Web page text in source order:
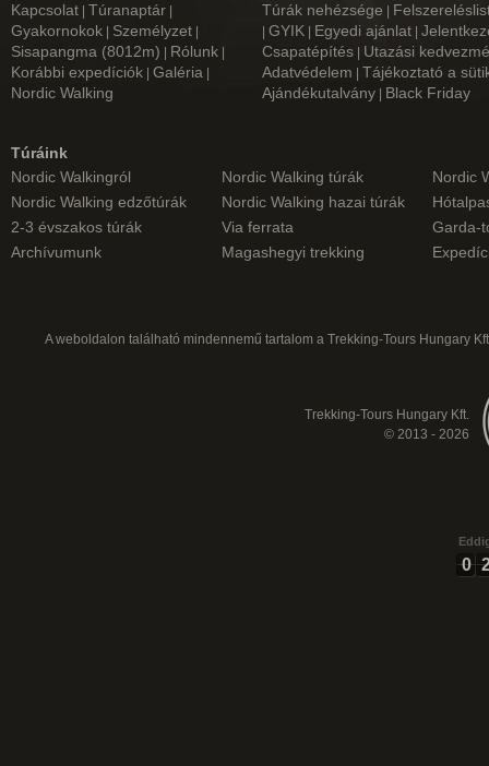
Kapcsolat Túranaptár
Gyakornokok Személyzet
Sisapangma (8012m) Rólunk
Korábbi expedíciók Galéria
Nordic Walking
Túrák nehézsége
GYIK Egyedi ajánlat
Csapatépítés
Utazási
Adatvédelem
Tájékoztató a
Ajándékutalvány
Black Friday
Túráink
Nordic Walkingról
Nordic Walking túrák
Nordic
Nordic Walking edzőtúrák
Nordic Walking hazai túrák
2-3 évszakos túrák
Via ferrata
Garda-
Archívumunk
Magashegyi trekking
A weboldalon található mindennemű tartalom a Trekking-Tours Hungary
Trekking-Tours Hungary Kft.
© 2013 - 2026
0